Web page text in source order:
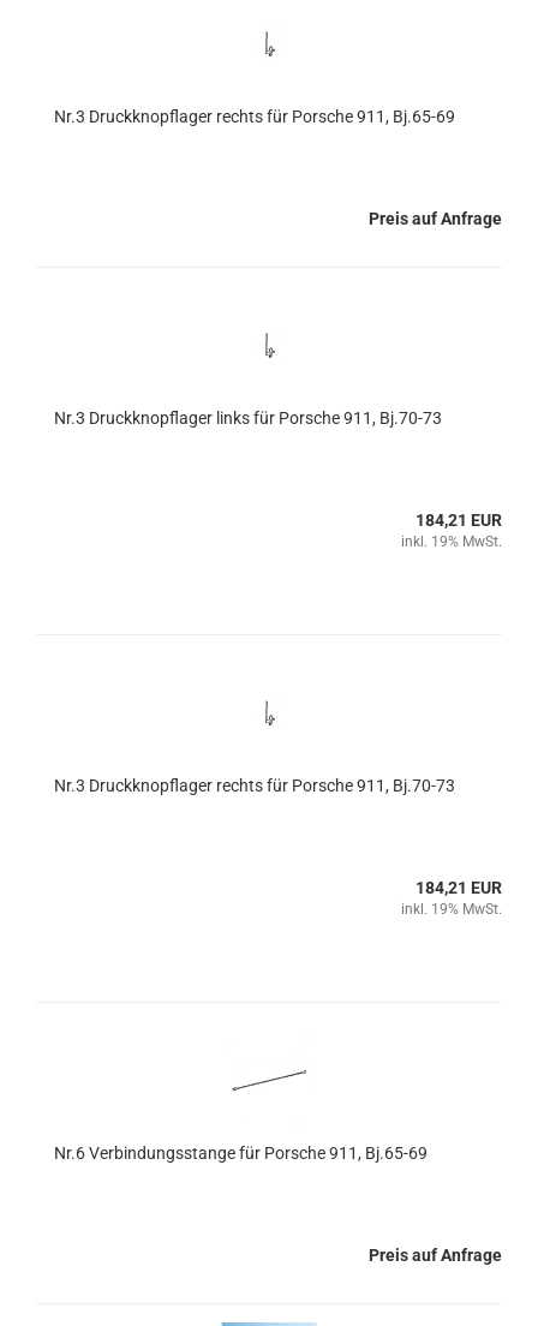
Nr.3 Druckknopflager rechts für Porsche 911, Bj.65-69
Preis auf Anfrage
Nr.3 Druckknopflager links für Porsche 911, Bj.70-73
184,21 EUR
inkl. 19% MwSt.
Nr.3 Druckknopflager rechts für Porsche 911, Bj.70-73
184,21 EUR
inkl. 19% MwSt.
Nr.6 Verbindungsstange für Porsche 911, Bj.65-69
Preis auf Anfrage